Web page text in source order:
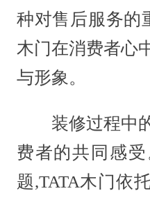
种对售后服务的
木门在消费者心
与形象。
装修过程中的
费者的共同感
题,TATA木门依